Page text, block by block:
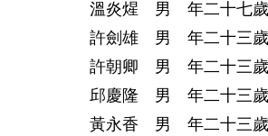
溫炎煋 男 年二十七歲 台
許劍雄 男 年二十三歲 高
許朝卿 男 年二十三歲 嘉
邱慶隆 男 年二十三歲 高
黃永香 男 年二十三歲 高